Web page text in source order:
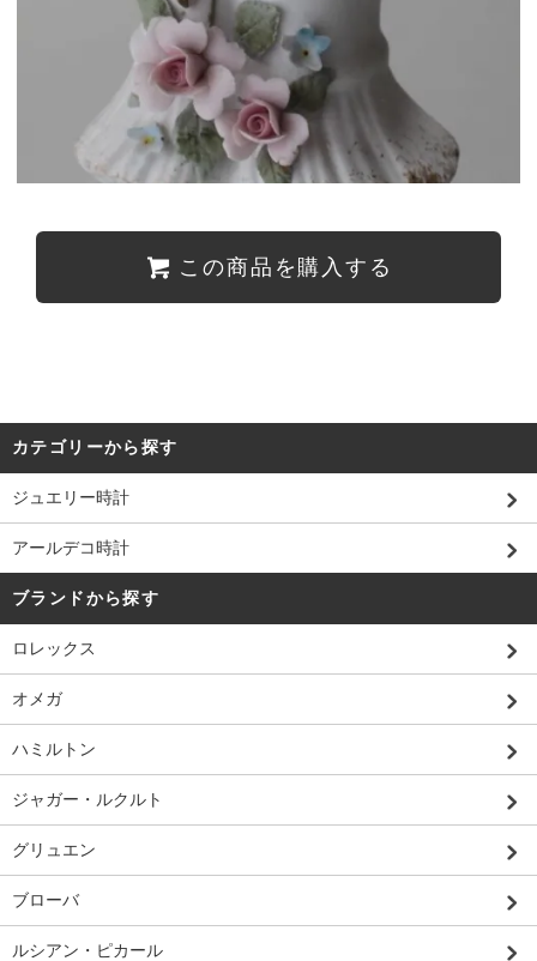
この商品を購入する
カテゴリーから探す
ジュエリー時計
アールデコ時計
ブランドから探す
ロレックス
オメガ
ハミルトン
ジャガー・ルクルト
グリュエン
ブローバ
ルシアン・ピカール